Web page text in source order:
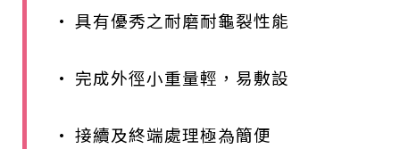
• 具有優秀之耐磨耐龜裂性能
• 完成外徑小重量輕，易敷設
• 接續及終端處理極為簡便